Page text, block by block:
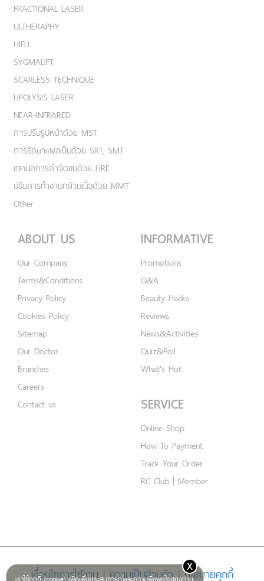
x
FRACTIONAL LASER
ULTHERAPHY
HIFU
SYGMALIFT
SCARLESS TECHNIQUE
LIPOLYSIS LASER
NEAR-INFRARED
การปรับรูปหน้าด้วย MST
การรักษาแผลเป็นด้วย SRT, SMT
เทคนิคการกำจัดขนด้วย HRE
ปรับการทำงานกล้ามเนื้อด้วย MMT
Other
ABOUT US
Our Company
Terms&Conditions
Privacy Policy
Cookies Policy
Sitemap
Our Doctor
Branches
Careers
Contact us
INFORMATIVE
Promotions
Q&A
Beauty Hacks
Reviews
News&Activities
Quiz&Poll
What's Hot
SERVICE
Online Shop
How To Payment
Track Your Order
RC Club | Member
เงื่อนไขการใช้งาน|ความเป็นส่วนตัว|นโยบายคุกกี้